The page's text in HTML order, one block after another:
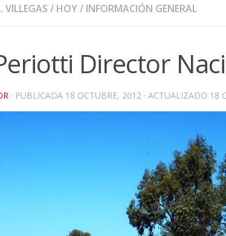
VILLEGAS / HOY/ INFORMACIÓN GENERAL
Director
· PUBLICADA 18 OCTUBRE, 2012 · ACTUALIZADO 18